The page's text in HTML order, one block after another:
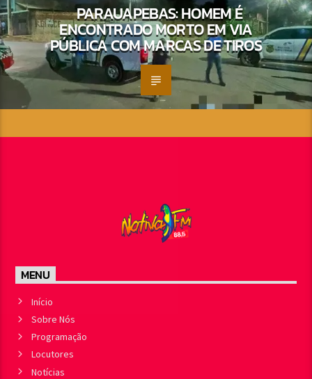
PARAUAPEBAS: HOMEM É
ENCONTRADO MORTO EM VIA
PÚBLICA COM MARCAS DE TIROS
MENU
Início
Sobre Nós
Programação
Locutores
Notícias